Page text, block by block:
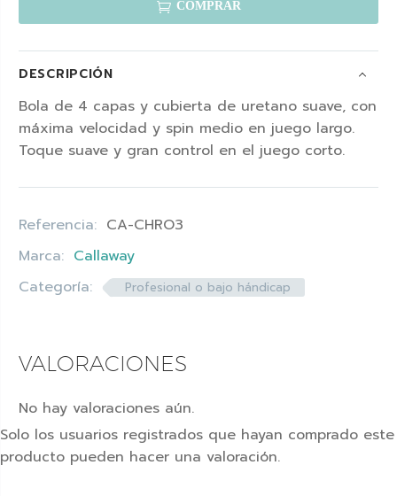
 COMPRAR
DESCRIPCIÓN
Bola de 4 capas y cubierta de uretano suave, con
máxima velocidad y spin medio en juego largo.
Toque suave y gran control en el juego corto.
Referencia: CA-CHRO3
Marca: Callaway
Categoría:
Profesional o bajo hándicap
VALORACIONES
No hay valoraciones aún.
Solo los usuarios registrados que hayan comprado este
producto pueden hacer una valoración.